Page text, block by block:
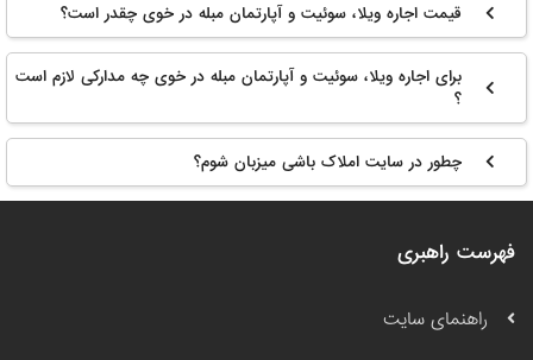
قیمت اجاره ویلا، سوئیت و آپارتمان مبله در خوی چقدر است؟
برای اجاره ویلا، سوئیت و آپارتمان مبله در خوی چه مدارکی لازم است
؟
چطور در سایت املاک باشی میزبان شوم؟
فهرست راهبری
راهنمای سایت